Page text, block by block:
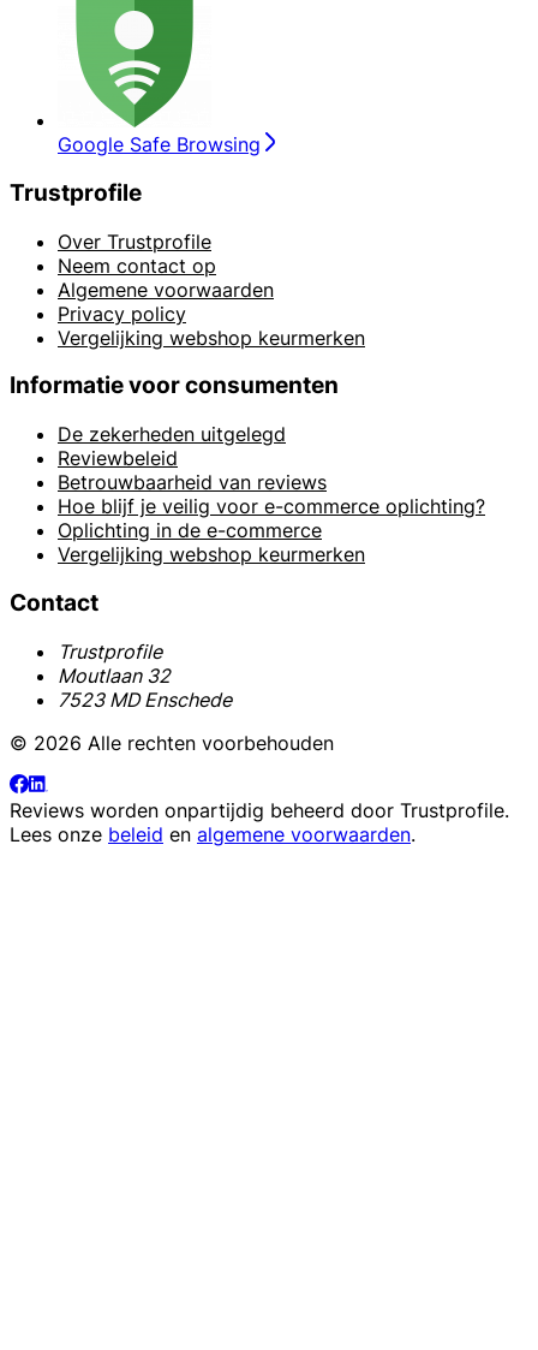
Google Safe Browsing
Trustprofile
Over Trustprofile
Neem contact op
Algemene voorwaarden
Privacy policy
Vergelijking webshop keurmerken
Informatie voor consumenten
De zekerheden uitgelegd
Reviewbeleid
Betrouwbaarheid van reviews
Hoe blijf je veilig voor e-commerce oplichting?
Oplichting in de e-commerce
Vergelijking webshop keurmerken
Contact
Trustprofile
Moutlaan 32
7523 MD Enschede
© 2026 Alle rechten voorbehouden
Reviews worden onpartijdig beheerd door Trustprofile.
Lees onze beleid en algemene voorwaarden.